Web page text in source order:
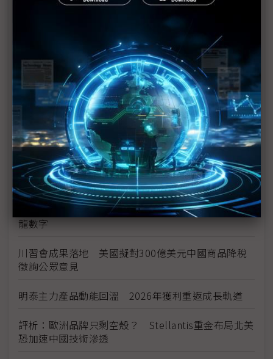
新纖：地緣風險是危機也是轉機 三大布局推進成長
台美投資MOU關稅優惠先落地 汽車零組件15%、航
空零件迎近乎免稅
中資背景也能過關 Volvo獲白宮豁免可繼續在美賣
裕隆國產、外銷同步並進 嚴陳莉蓮：AI賦能強化核
心競爭力與轉型
茂林加速東南亞布局 越南新廠2Q量產、泰國建廠規
畫隨後上
川普關稅再退款206億美元 CBP同步修正兩週前烏
龍數字
川習會成果落地 美國擬對300億美元中國商品降稅
徵詢公眾意見
明泰主力產品動能回溫 2026年獲利重返成長軌道
評析：歐洲品牌只剩空殼？ Stellantis重金布局北美
恐加速中國技術滲透